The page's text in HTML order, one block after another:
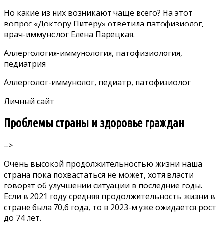
Но какие из них возникают чаще всего? На этот
вопрос «Доктору Питеру» ответила патофизиолог,
врач-иммунолог Елена Парецкая.
Аллергология-иммунология, патофизиология,
педиатрия
Аллерголог-иммунолог, педиатр, патофизиолог
Личный сайт
Проблемы страны и здоровье граждан
–>
Очень высокой продолжительностью жизни наша
страна пока похвастаться не может, хотя власти
говорят об улучшении ситуации в последние годы.
Если в 2021 году средняя продолжительность жизни в
стране была 70,6 года, то в 2023-м уже ожидается рост
до 74 лет.